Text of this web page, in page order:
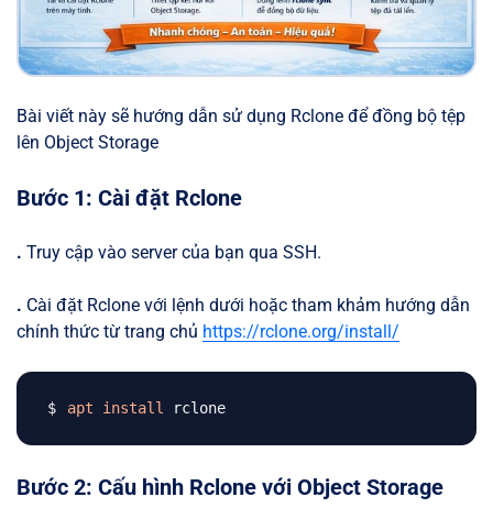
Bài viết này sẽ hướng dẫn sử dụng Rclone để đồng bộ tệp
lên Object Storage
Bước 1: Cài đặt Rclone
. Truy cập vào server của bạn qua SSH.
. Cài đặt Rclone với lệnh dưới hoặc tham khảm hướng dẫn
chính thức từ trang chủ https://rclone.org/install/
apt install
Bước 2: Cấu hình Rclone với Object Storage